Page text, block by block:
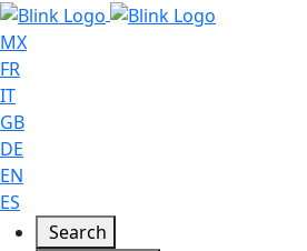
MX
FR
IT
GB
DE
EN
ES
Search